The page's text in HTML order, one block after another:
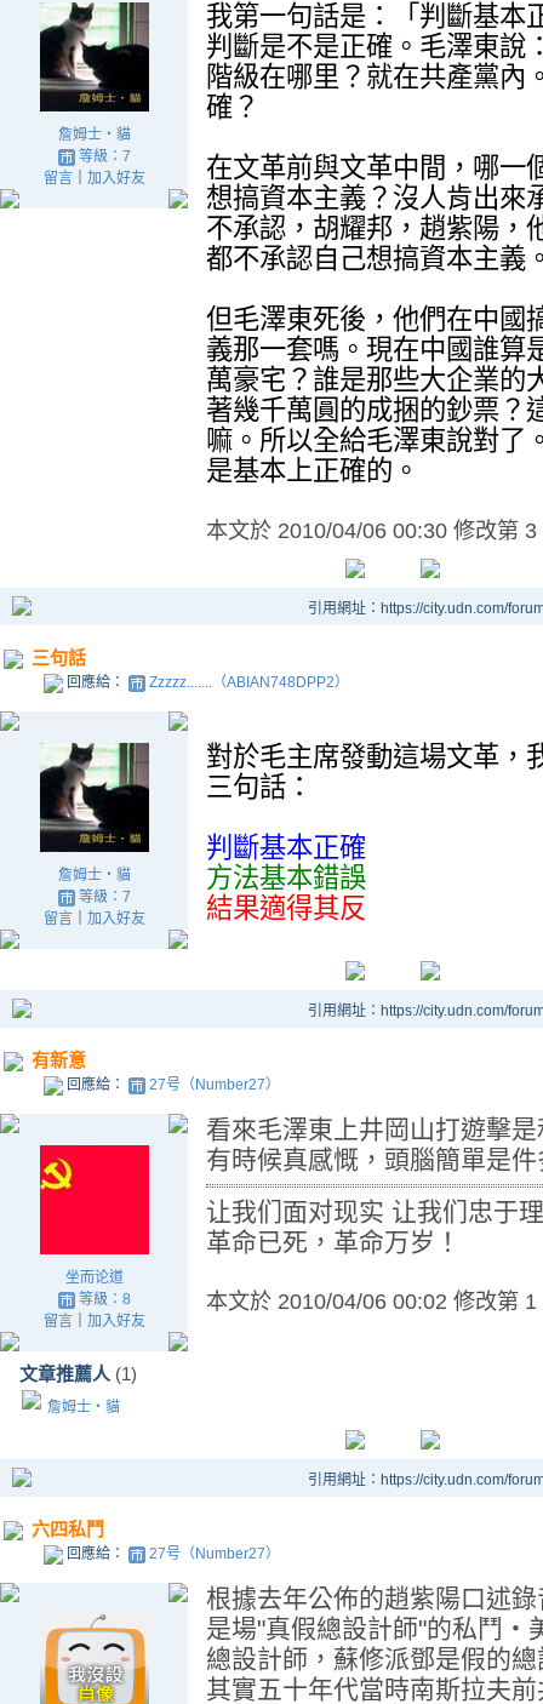
詹姆士‧貓
等級：7
留言｜ 加入好友
我第一句話是：「判斷基本
判斷是不是正確。毛澤東說
階級在哪里？就在共產黨內
確？
在文革前與文革中間，哪一
想搞資本主義？沒人肯出來
不承認，胡耀邦，趙紫陽，
都不承認自己想搞資本主義
但毛澤東死後，他們在中國
義那一套嗎。現在中國誰算
萬豪宅？誰是那些大企業的
著幾千萬圓的成捆的鈔票？
嘛。所以全給毛澤東說對了
是基本上正確的。
本文於 2010/04/06 00:30 修改第 3
引用網址：https://city.udn.com/
三句話
回應給： Zzzzz.......（ABIAN748DPP2）
詹姆士‧貓
等級：7
留言｜ 加入好友
對於毛主席發動這場文革，
三句話：
判斷基本正確
方法基本錯誤
結果適得其反
引用網址：https://city.udn.com/
有新意
回應給： 27号（Number27）
坐而论道
等級：8
留言｜ 加入好友
文章推薦人 (1)
詹姆士‧貓
看來毛澤東上井岡山打遊擊
有時候真感慨，頭腦簡單是
让我们面对现实 让我们忠于
革命已死，革命万岁！
本文於 2010/04/06 00:02 修改第 1
引用網址：https://city.udn.com/
六四私鬥
回應給： 27号（Number27）
根據去年公佈的趙紫陽口述
是場"真假總設計師"的私鬥‧
總設計師，蘇修派鄧是假的
其實五十年代當時南斯拉夫